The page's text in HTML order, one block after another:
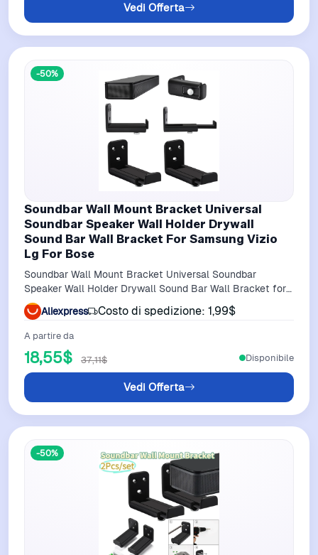
Vedi Offerta
-50%
Soundbar Wall Mount Bracket Universal
Soundbar Speaker Wall Holder Drywall
Sound Bar Wall Bracket For Samsung Vizio
Lg For Bose
Soundbar Wall Mount Bracket Universal Soundbar
Speaker Wall Holder Drywall Sound Bar Wall Bracket for
Samsung Vizio LG for Bose
Aliexpress Costo di spedizione: 1,99$
A partire da
18,55$ 37,11$
Vedi Offerta
Disponibile
-50%